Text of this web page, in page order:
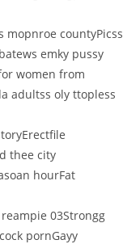
mopnroe countyPicss
emky pussy
women from
adultss oly ttopless
thee city
hourFat
03Strongg
pornGayy